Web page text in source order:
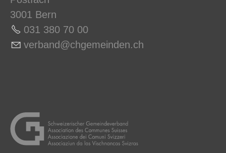
3001 Bern
031 380 70 00
v rb nd chg m nd n ch